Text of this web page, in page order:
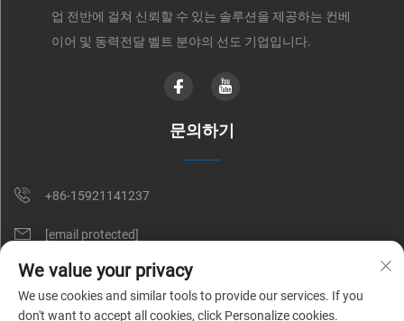
업 전반에 걸쳐 신뢰할 수 있는 솔루션을 제공하는 컨베
이어 및 동력전달 벨트 분야의 선도 기업입니다.
문의하기
+86-15921141237
[email protected]
RM 602, NO. 1509, CAOAN ROAD, SHANGHAI, CHINA
We value your privacy
We use cookies and similar tools to provide our services. If you
don't want to accept all cookies, click Personalize cookies.